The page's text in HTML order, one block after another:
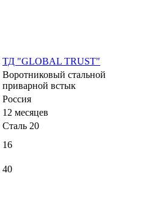
ТД "GLOBAL TRUST"
Воротниковый стальной
приварной встык
Россия
12 месяцев
Сталь 20
16
40